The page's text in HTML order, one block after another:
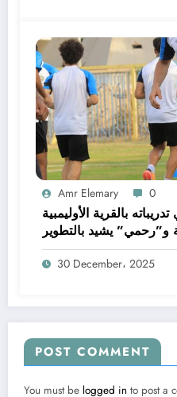
Amr Elemary 0
بالقرية الأوليمبية
و”رحمي” يشيد بالتطوير
30 December، 2025
POST COMMENT
You must be logged in to post a